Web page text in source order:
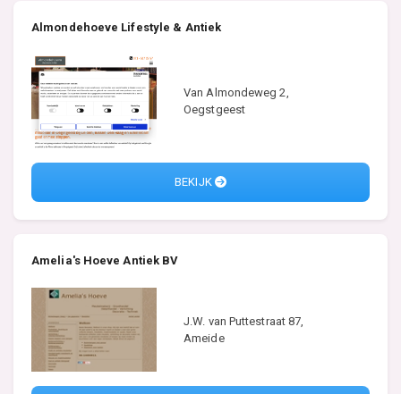
Almondehoeve Lifestyle & Antiek
Van Almondeweg 2,
Oegstgeest
BEKIJK
Amelia's Hoeve Antiek BV
J.W. van Puttestraat 87,
Ameide